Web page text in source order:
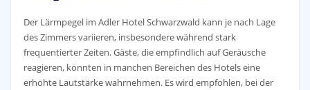
Der Lärmpegel im Adler Hotel Schwarzwald kann je nach Lage
des Zimmers variieren, insbesondere während stark
frequentierter Zeiten. Gäste, die empfindlich auf Geräusche
reagieren, könnten in manchen Bereichen des Hotels eine
erhöhte Lautstärke wahrnehmen. Es wird empfohlen, bei der